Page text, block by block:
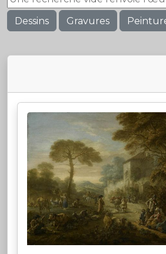
Dessins Gravures